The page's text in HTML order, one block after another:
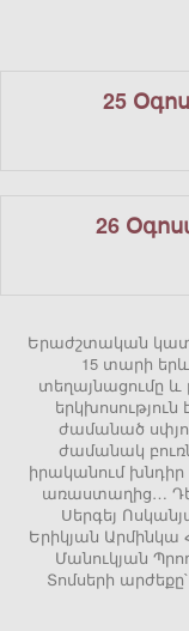
25
26
Երաժշտական
15 տարի
տեղայնացումը և
ժամանած
ժամանակ
իրականում խնդիր
առաստաղից…
Սերգեյ
Երիկյան
Մանուկյան
Տոմսերի արժեքը`